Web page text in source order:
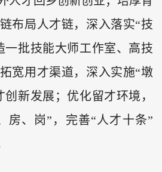
布局人才链，深入落实“技
一批技能大师工作室、高技
宽用才渠道，深入实施“墩
新发展；优化留才环境，
房、岗”，完善“人才十条”